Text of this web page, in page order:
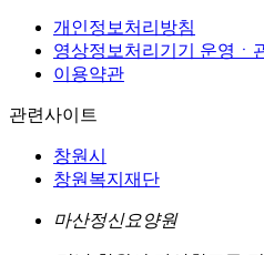
개인정보처리방침
영상정보처리기기 운영ㆍ
이용약관
관련사이트
창원시
창원복지재단
마산정신요양원